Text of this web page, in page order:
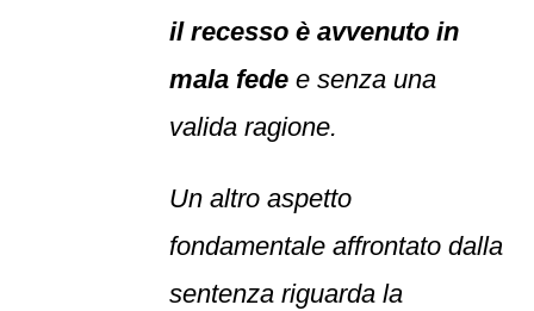
il recesso è avvenuto in
mala fede e senza una
valida ragione.
Un altro aspetto
fondamentale affrontato dalla
sentenza riguarda la